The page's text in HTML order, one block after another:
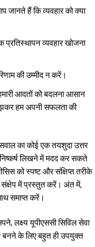
हैं कि व्यवहार को क्या
व्यवहार खोजना
की उम्मीद न करें।
आदतों को बदलना आसान
हम अपनी सफलता की
का कोई एक तयशुदा उत्तर
लिखने में मदद कर सकते
को स्पष्ट और संक्षिप्त तरीके
संक्षेप में प्रस्तुत करें। अंत में,
समाप्त करें।
यूपीएससी सिविल सेवा
के लिए बहुत ही उपयुक्त